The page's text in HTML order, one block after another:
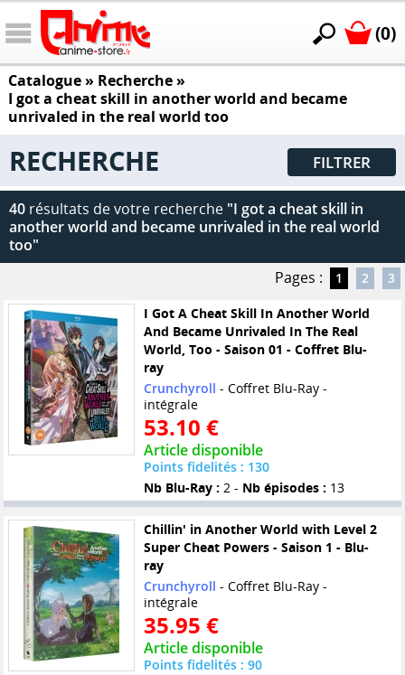
(0)
Catalogue» Recherche »
I got a cheat skill in another world and became
unrivaled in the real world too
RECHERCHE FILTRER
40 résultats de votre recherche "I got a cheat skill in
another world and became unrivaled in the real world
too"
Pages :
1 2 3
I Got A Cheat Skill In Another World
And Became Unrivaled In The Real
World, Too - Saison 01 - Coffret Blu-
ray
Crunchyroll - Coffret Blu-Ray -
intégrale
53.10 €
Article disponible
Points fidelités : 130
Nb Blu-Ray : 2 - Nb épisodes : 13
Chillin' in Another World with Level 2
Super Cheat Powers - Saison 1 - Blu-
ray
Crunchyroll - Coffret Blu-Ray -
intégrale
35.95 €
Article disponible
Points fidelités : 90